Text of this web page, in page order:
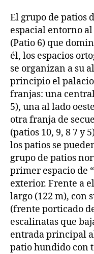
El grupo de patios
espacial entorno
(Patio 6) que
él, los espacios
se organizan a su
principio el
franjas: una central
5), una al lado
otra franja de
(patios 10, 9, 8 7 y
los patios se
grupo de patios
primer espacio de
exterior. Frente a
largo (122 m), con
(frente porticado
escalinatas que
entrada principal
patio hundido con